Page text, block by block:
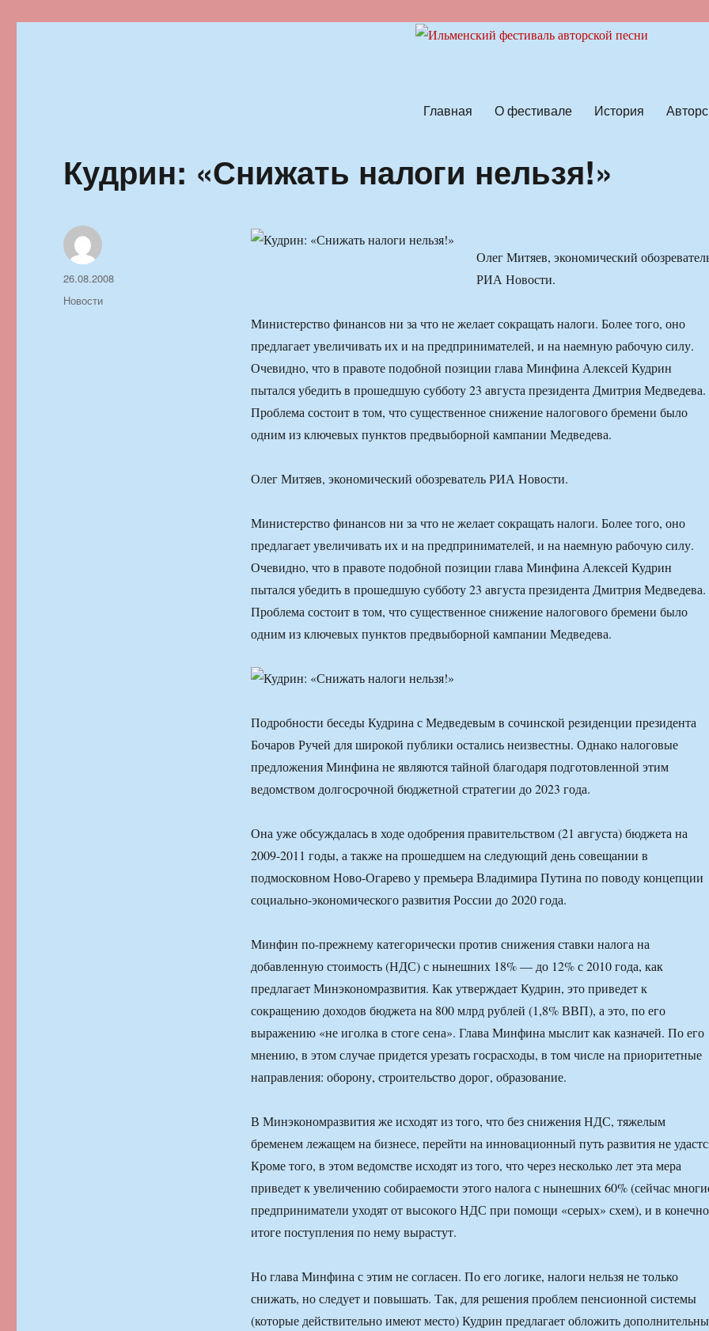
Главная О фестивале История
Кудрин: «Снижать налоги нельзя!»
Олег Митяев, экономический
РИА Новости.
Министерство финансов ни за что не желает сокращать налоги. Более того, оно
предлагает увеличивать их и на предпринимателей, и на наемную рабочую силу.
Очевидно, что в правоте подобной позиции глава Минфина Алексей Кудрин
пытался убедить в прошедшую субботу 23 августа президента Дмитрия Медведева.
Проблема состоит в том, что существенное снижение налогового бремени было
одним из ключевых пунктов предвыборной кампании Медведева.
Олег Митяев, экономический обозреватель РИА Новости.
Министерство финансов ни за что не желает сокращать налоги. Более того, оно
предлагает увеличивать их и на предпринимателей, и на наемную рабочую силу.
Очевидно, что в правоте подобной позиции глава Минфина Алексей Кудрин
пытался убедить в прошедшую субботу 23 августа президента Дмитрия Медведева.
Проблема состоит в том, что существенное снижение налогового бремени было
одним из ключевых пунктов предвыборной кампании Медведева.
Подробности беседы Кудрина с Медведевым в сочинской резиденции президента
Бочаров Ручей для широкой публики остались неизвестны. Однако налоговые
предложения Минфина не являются тайной благодаря подготовленной этим
ведомством долгосрочной бюджетной стратегии до 2023 года.
Она уже обсуждалась в ходе одобрения правительством (21 августа) бюджета на
2009-2011 годы, а также на прошедшем на следующий день совещании в
подмосковном Ново-Огарево у премьера Владимира Путина по поводу концепции
социально-экономического развития России до 2020 года.
Минфин по-прежнему категорически против снижения ставки налога на
добавленную стоимость (НДС) с нынешних 18% — до 12% с 2010 года, как
предлагает Минэкономразвития. Как утверждает Кудрин, это приведет к
сокращению доходов бюджета на 800 млрд рублей (1,8% ВВП), а это, по его
выражению «не иголка в стоге сена». Глава Минфина мыслит как казначей. По его
мнению, в этом случае придется урезать госрасходы, в том числе на приоритетные
направления: оборону, строительство дорог, образование.
В Минэкономразвития же исходят из того, что без снижения НДС, тяжелым
бременем лежащем на бизнесе, перейти на инновационный путь развития не
Кроме того, в этом ведомстве исходят из того, что через несколько лет эта мера
приведет к увеличению собираемости этого налога с нынешних 60% (сейчас
предприниматели уходят от высокого НДС при помощи «серых» схем), и в
итоге поступления по нему вырастут.
Но глава Минфина с этим не согласен. По его логике, налоги нельзя не только
снижать, но следует и повышать. Так, для решения проблем пенсионной системы
(которые действительно имеют место) Кудрин предлагает обложить
Автор
Опубликовано
26.08.2008
Рубрики
Новости